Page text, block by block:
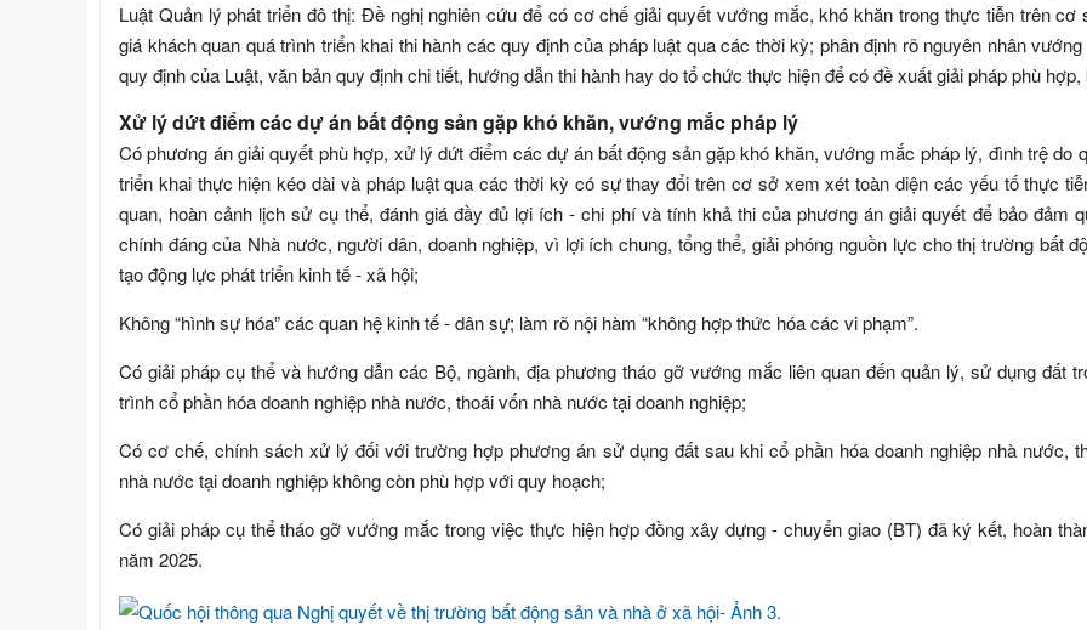
Luật Quản lý phát triển đô thị: Đề nghị nghiên cứu để có cơ chế giải quyết vướng mắc, khó khăn trong thực tiễn trên cơ
giá khách quan quá trình triển khai thi hành các quy định của pháp luật qua các thời kỳ; phân định rõ nguyên nhân
quy định của Luật, văn bản quy định chi tiết, hướng dẫn thi hành hay do tổ chức thực hiện để có đề xuất giải pháp phù hợp,
Xử lý dứt điểm các dự án bất động sản gặp khó khăn, vướng mắc pháp lý
Có phương án giải quyết phù hợp, xử lý dứt điểm các dự án bất động sản gặp khó khăn, vướng mắc pháp lý, đình trệ do
triển khai thực hiện kéo dài và pháp luật qua các thời kỳ có sự thay đổi trên cơ sở xem xét toàn diện các yếu tố thực
quan, hoàn cảnh lịch sử cụ thể, đánh giá đầy đủ lợi ích - chi phí và tính khả thi của phương án giải quyết để bảo đảm
chính đáng của Nhà nước, người dân, doanh nghiệp, vì lợi ích chung, tổng thể, giải phóng nguồn lực cho thị trường bất
tạo động lực phát triển kinh tế - xã hội;
Không “hình sự hóa” các quan hệ kinh tế - dân sự; làm rõ nội hàm “không hợp thức hóa các vi phạm”.
Có giải pháp cụ thể và hướng dẫn các Bộ, ngành, địa phương tháo gỡ vướng mắc liên quan đến quản lý, sử dụng đất
trình cổ phần hóa doanh nghiệp nhà nước, thoái vốn nhà nước tại doanh nghiệp;
Có cơ chế, chính sách xử lý đối với trường hợp phương án sử dụng đất sau khi cổ phần hóa doanh nghiệp nhà nước,
nhà nước tại doanh nghiệp không còn phù hợp với quy hoạch;
Có giải pháp cụ thể tháo gỡ vướng mắc trong việc thực hiện hợp đồng xây dựng - chuyển giao (BT) đã ký kết, hoàn
năm 2025.